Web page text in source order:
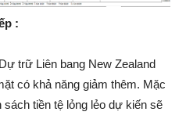
:
trữ Liên bang New Zealand
có khả năng giảm thêm. Mặc
tiền tệ lỏng lẻo dự kiến sẽ